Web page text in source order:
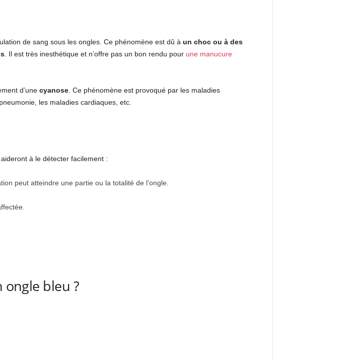
de sang sous les ongles. Ce phénomène est dû à un choc ou à des
. Il est très inesthétique et n’offre pas un bon rendu pour une manucure
d’une cyanose. Ce phénomène est provoqué par les maladies
les maladies cardiaques, etc.
à le détecter facilement :
peut atteindre une partie ou la totalité de l’ongle.
bleu ?